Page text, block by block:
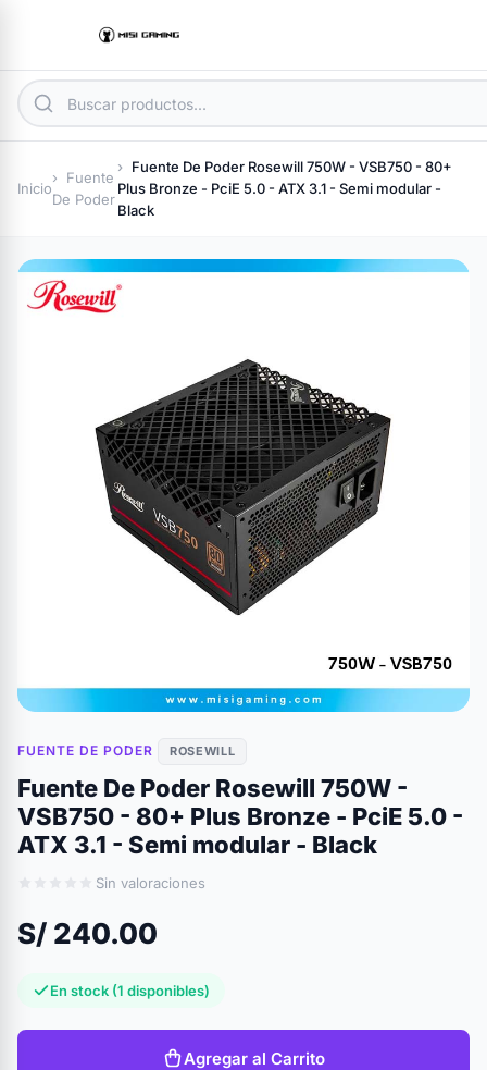
Inicio
Fuente
De Poder
Fuente De Poder Rosewill 750W - VSB750 - 80+
Plus Bronze - PciE 5.0 - ATX 3.1 - Semi modular -
Black
FUENTE DE PODER ROSEWILL
Fuente De Poder Rosewill 750W -
VSB750 - 80+ Plus Bronze - PciE 5.0 -
ATX 3.1 - Semi modular - Black
Sin valoraciones
S/ 240.00
En stock (1 disponibles)
Agregar al Carrito